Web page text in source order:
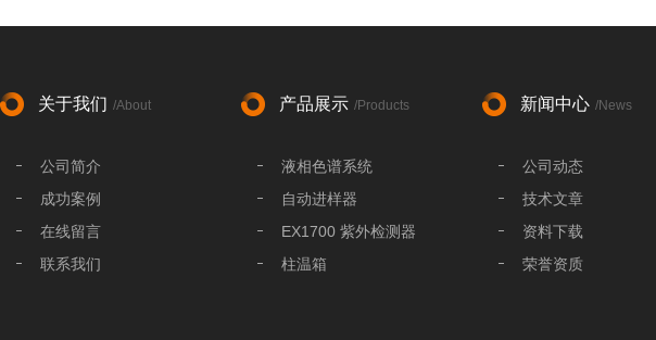
关于我们 /About
公司简介
成功案例
在线留言
联系我们
产品展示 /Products
液相色谱系统
自动进样器
EX1700 紫外检测器
柱温箱
新闻中心 /News
公司动态
技术文章
资料下载
荣誉资质